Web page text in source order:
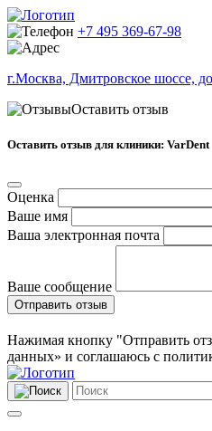
+7 495 369-67-98
г.Москва, Дмитровское шоссе,
Оставить отзыв
Оставить отзыв для клиники: VarDent
Оценка
Ваше имя
Ваша электронная почта
Ваше сообщение
Отправить отзыв
Нажимая кнопку "Отправить
данных» и соглашаюсь с